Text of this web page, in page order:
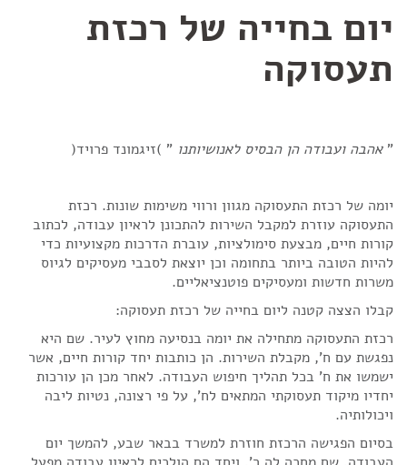
יום בחייה של רכזת
תעסוקה
" אהבה ועבודה הן הבסיס לאנושיותנו" ) זיגמונד פרויד(
יומה של רכזת התעסוקה מגוון ורווי משימות שונות. רכזת
התעסוקה עוזרת למקבל השירות להתכונן לראיון עבודה, לכתוב
קורות חיים, מבצעת סימולציות, עוברת הדרכות מקצועיות כדי
להיות הטובה ביותר בתחומה וכן יוצאת לסבבי מעסיקים לגיוס
משרות חדשות ומעסיקים פוטנציאליים.
קבלו הצצה קטנה ליום בחייה של רכזת תעסוקה:
רכזת התעסוקה מתחילה את יומה בנסיעה מחוץ לעיר. שם היא
נפגשת עם ח', מקבלת השירות. הן כותבות יחד קורות חיים, אשר
ישמשו את ח' בכל תהליך חיפוש העבודה. לאחר מכן הן עורכות
יחדיו מיקוד תעסוקתי המתאים לח', על פי רצונה, נטיות ליבה
ויכולותיה.
בסיום הפגישה הרכזת חוזרת למשרד בבאר שבע, להמשך יום